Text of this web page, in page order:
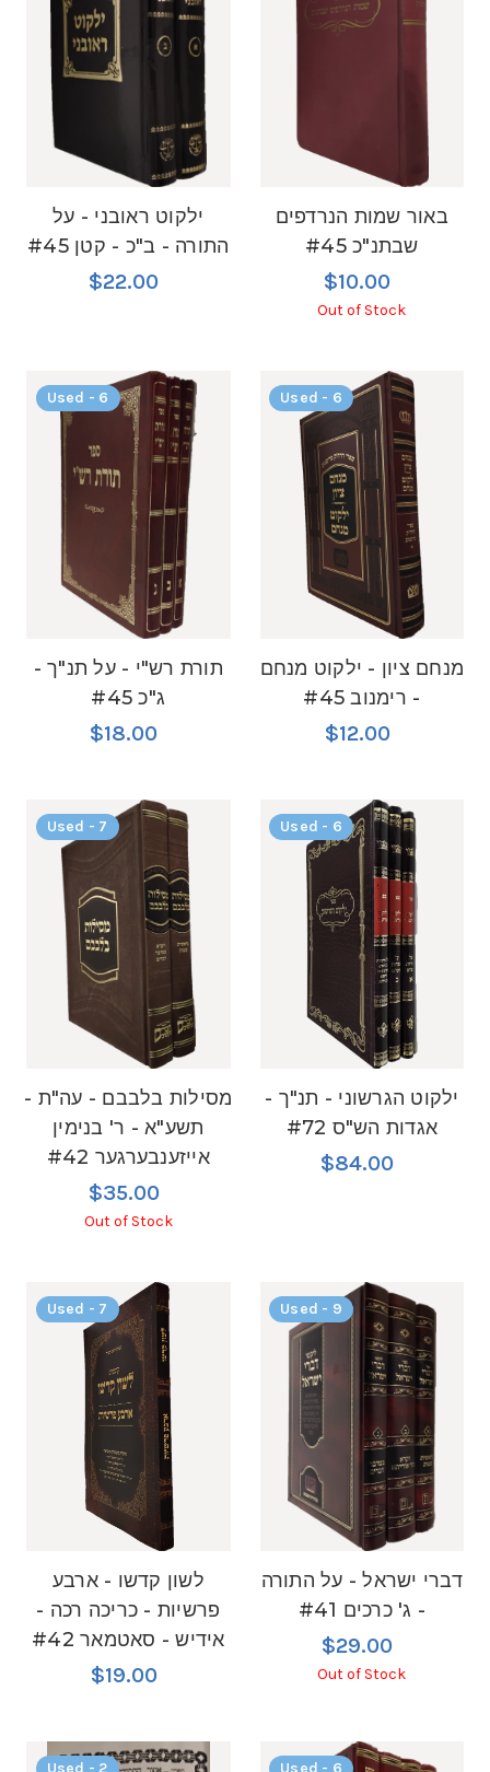
ילקוט ראובני - על
התורה - ב"כ - קטן #45
$22.00
באור שמות הנרדפים
שבתנ"כ #45
$10.00
Out of Stock
Used - 6
תורת רש"י - על תנ"ך -
ג"כ #45
$18.00
Used - 6
מנחם ציון - ילקוט מנחם
- רימנוב #45
$12.00
Used - 7
מסילות בלבבם - עה"ת -
תשע"א - ר' בנימין
אייזענבערגער #42
$35.00
Out of Stock
Used - 6
ילקוט הגרשוני - תנ"ך -
אגדות הש"ס #72
$84.00
Used - 7
לשון קדשו - ארבע
פרשיות - כריכה רכה -
אידיש - סאטמאר #42
$19.00
Used - 9
דברי ישראל - על התורה
- ג' כרכים #41
$29.00
Out of Stock
Used - 2 Used - 6